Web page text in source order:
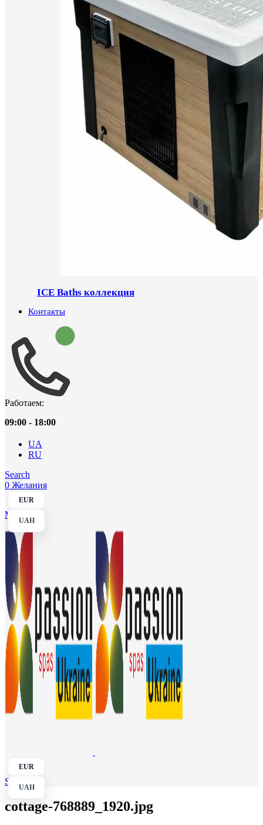
ICE Baths коллекция
Контакты
Работаем:
09:00 - 18:00
UA
RU
Search
0 Желания
EUR
UAH
Menu
EUR
UAH
Search
cottage-768889_1920.jpg